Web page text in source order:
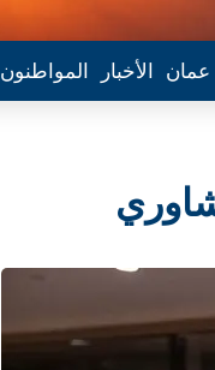
المواطنون الأخبار